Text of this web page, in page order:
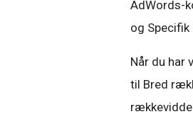
AdWords-
og
Når du har
til Bred